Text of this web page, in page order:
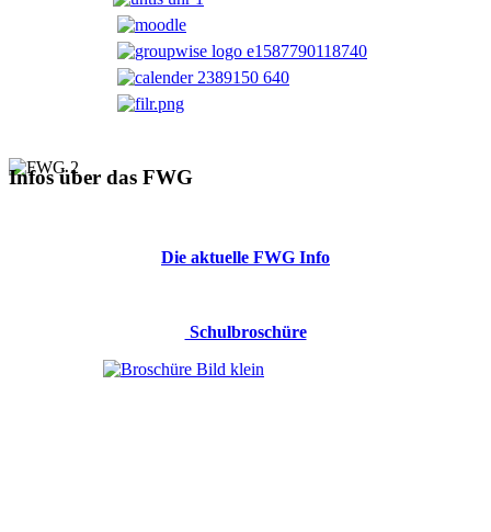
Infos über das FWG
Die aktuelle FWG Info
Schulbroschüre